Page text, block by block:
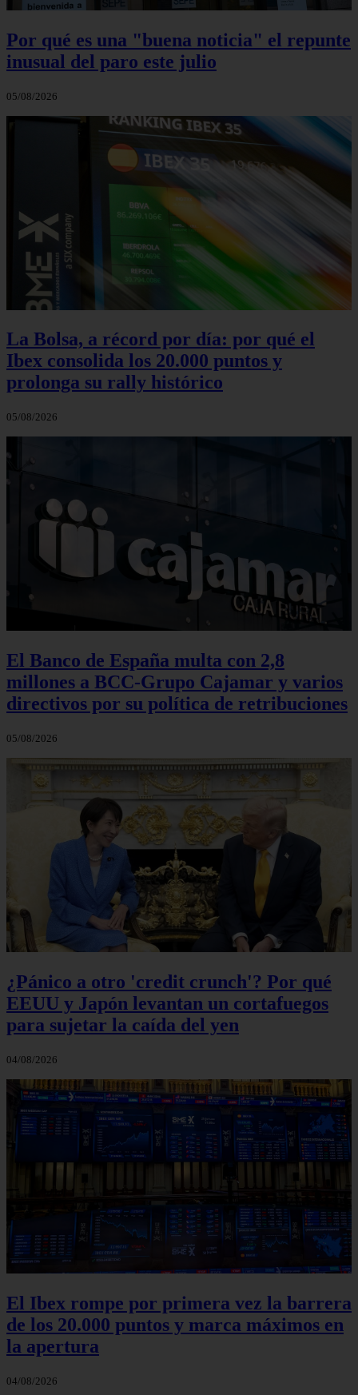
Por qué es una "buena noticia" el repunte
inusual del paro este julio
05/08/2026
La Bolsa, a récord por día: por qué el
Ibex consolida los 20.000 puntos y
prolonga su rally histórico
05/08/2026
El Banco de España multa con 2,8
millones a BCC-Grupo Cajamar y varios
directivos por su política de retribuciones
05/08/2026
¿Pánico a otro 'credit crunch'? Por qué
EEUU y Japón levantan un cortafuegos
para sujetar la caída del yen
04/08/2026
El Ibex rompe por primera vez la barrera
de los 20.000 puntos y marca máximos en
la apertura
04/08/2026